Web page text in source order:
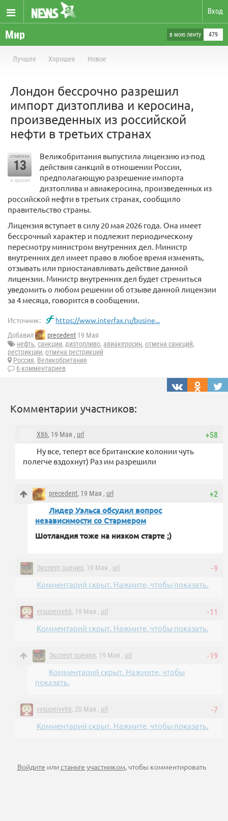
Вход
Мир в мою ленту 479
Лучшее Хорошее Новое
Лондон бессрочно разрешил
импорт дизтоплива и керосина,
произведенных из российской
нефти в третьих странах
отметили
13
в архиве
Великобритания выпустила лицензию из-под
действия санкций в отношении России,
предполагающую разрешение импорта
дизтоплива и авиакеросина, произведенных из
российской нефти в третьих странах, сообщило
правительство страны.
Лицензия вступает в силу 20 мая 2026 года. Она имеет
бессрочный характер и подлежит периодическому
пересмотру министром внутренних дел. Министр
внутренних дел имеет право в любое время изменять,
отзывать или приостанавливать действие данной
лицензии. Министр внутренних дел будет стремиться
уведомить о любом решении об отзыве данной лицензии
за 4 месяца, говорится в сообщении.
Источник: https://www.interfax.ru/busine...
Добавил precedent 19 Мая
нефть, санкции, дизтопливо, авиакеросин, отмена санкций,
рестрикции, отмена рестрикций
Россия, Великобритания
6 комментариев
Комментарии участников:
+58
X86, 19 Мая , url
Ну все, теперт все британские колонии чуть
полегче вздохнут) Раз им разрешили
+2
precedent, 19 Мая , url
Лидер Уэльса обсудил вопрос
независимости со Стармером
Шотландия тоже на низком старте ;)
-9
Эксперт оценил, 19 Мая , url
Комментарий скрыт. Нажмите, чтобы показать.
-11
vvsupervv66, 19 Мая , url
Комментарий скрыт. Нажмите, чтобы показать.
-19
Эксперт оценил, 19 Мая , url
Комментарий скрыт. Нажмите, чтобы
показать.
-7
vvsupervv66, 20 Мая , url
Комментарий скрыт. Нажмите, чтобы показать.
Войдите илистаньте участником, чтобы комментировать